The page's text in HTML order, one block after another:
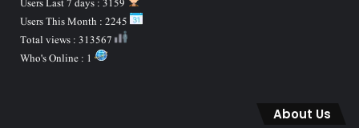
About Us